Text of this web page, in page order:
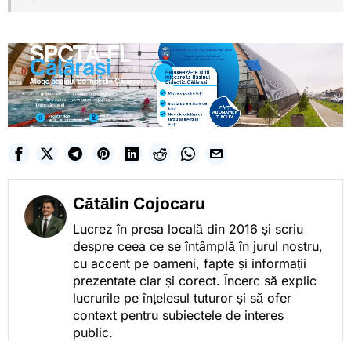
Cătălin Cojocaru
Lucrez în presa locală din 2016 și scriu
despre ceea ce se întâmplă în jurul nostru,
cu accent pe oameni, fapte și informații
prezentate clar și corect. Încerc să explic
lucrurile pe înțelesul tuturor și să ofer
context pentru subiectele de interes
public.